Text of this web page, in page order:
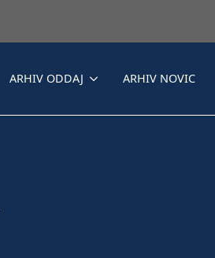
ARHIV ODDAJ ARHIV NOVIC